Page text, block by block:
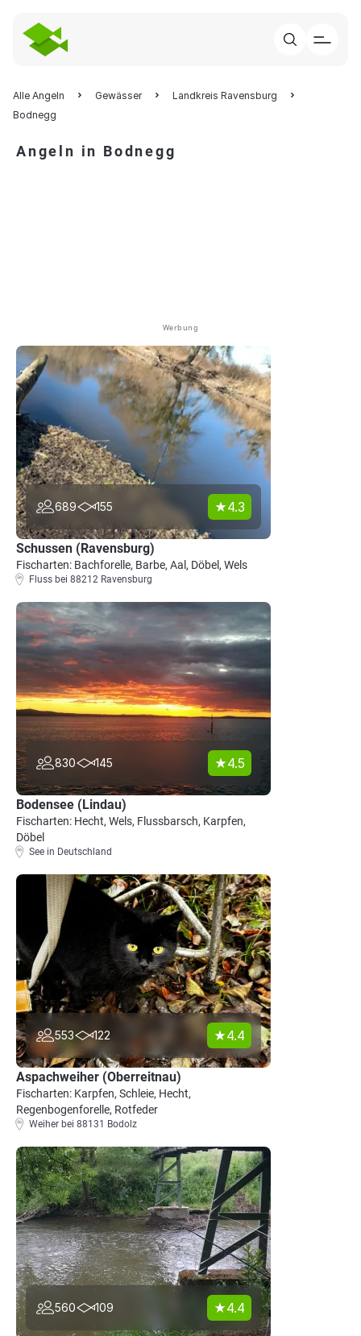
Alle Angeln Gewässer
Landkreis Ravensburg
Bodnegg
Angeln in Bodnegg
Werbung
689 155 4.3
Schussen (Ravensburg)
Fischarten: Bachforelle, Barbe, Aal, Döbel, Wels
Fluss bei 88212 Ravensburg
830 145 4.5
Bodensee (Lindau)
Fischarten: Hecht, Wels, Flussbarsch, Karpfen,
Döbel
See in Deutschland
553 122 4.4
Aspachweiher (Oberreitnau)
Fischarten: Karpfen, Schleie, Hecht,
Regenbogenforelle, Rotfeder
Weiher bei 88131 Bodolz
560 109 4.4